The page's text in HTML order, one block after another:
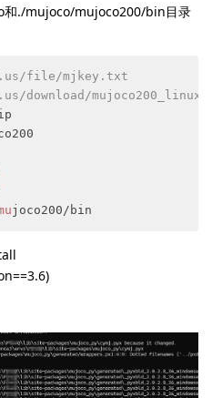
和./mujoco/mujoco200/bin目录
file/mjkey.txt
download/
joco200/bin